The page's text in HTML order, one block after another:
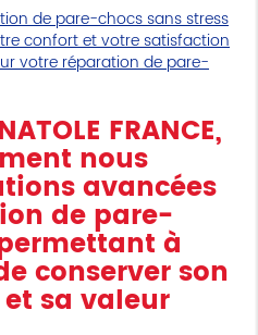
de pare-chocs sans stress
confort et votre satisfaction
votre réparation de pare-
FRANCE,
nous
avancées
de pare-
à
conserver son
sa valeur